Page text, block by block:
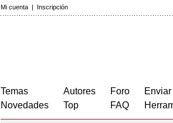
Mi cuenta | Inscripción
Temas
Novedades
Autores
Top
Foro
FAQ